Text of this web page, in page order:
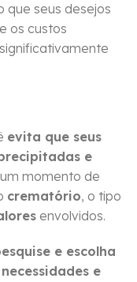
que seus desejos
os custos
evita que seus
e
momento de
crematório, o tipo
envolvidos.
e escolha
e